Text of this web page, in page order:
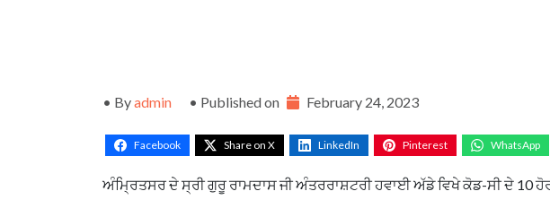
• Byadmin • Published on February 24, 2023
Facebook Share on X LinkedIn Pinterest WhatsApp
ਅੰਮ੍ਰਿਤਸਰ ਦੇ ਸ੍ਰੀ ਗੁਰੂ ਰਾਮਦਾਸ ਜੀ ਅੰਤਰਰਾਸ਼ਟਰੀ ਹਵਾਈ ਅੱਡੇ ਵਿਖੇ ਕੋਡ-ਸੀ ਦੇ 10